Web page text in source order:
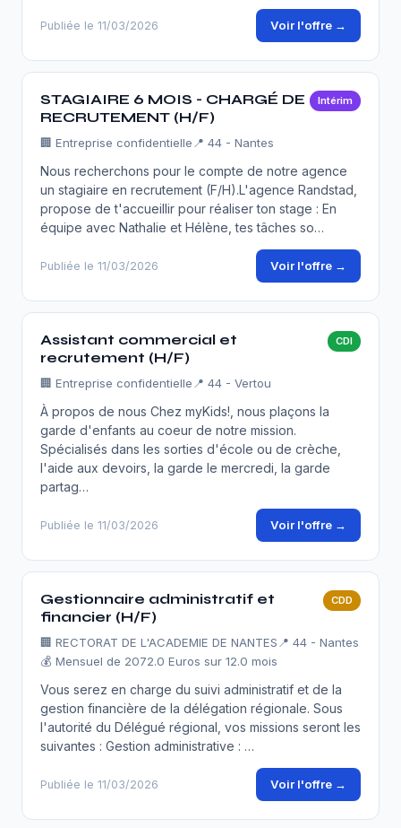
Publiée le 11/03/2026 Voir l'offre →
STAGIAIRE 6 MOIS - CHARGÉ DE
RECRUTEMENT (H/F)
Intérim
🏢 Entreprise confidentielle 📍 44 - Nantes
Nous recherchons pour le compte de notre agence
un stagiaire en recrutement (F/H).L'agence Randstad,
propose de t'accueillir pour réaliser ton stage : En
équipe avec Nathalie et Hélène, tes tâches so…
Publiée le 11/03/2026 Voir l'offre →
Assistant commercial et
recrutement (H/F)
CDI
🏢 Entreprise confidentielle 📍 44 - Vertou
À propos de nous Chez myKids!, nous plaçons la
garde d'enfants au coeur de notre mission.
Spécialisés dans les sorties d'école ou de crèche,
l'aide aux devoirs, la garde le mercredi, la garde
partag…
Publiée le 11/03/2026 Voir l'offre →
Gestionnaire administratif et
financier (H/F)
CDD
🏢 RECTORAT DE L'ACADEMIE DE NANTES 📍 44 - Nantes
💰 Mensuel de 2072.0 Euros sur 12.0 mois
Vous serez en charge du suivi administratif et de la
gestion financière de la délégation régionale. Sous
l'autorité du Délégué régional, vos missions seront les
suivantes : Gestion administrative : …
Publiée le 11/03/2026 Voir l'offre →